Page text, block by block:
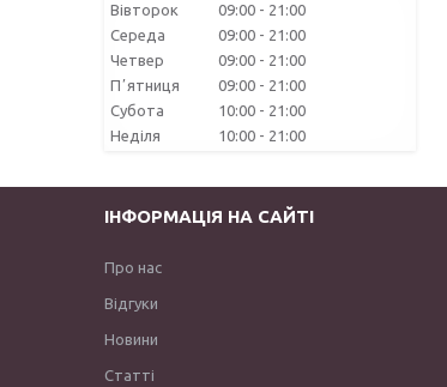
Вівторок
09:00
21:00
Середа
09:00
21:00
Четвер
09:00
21:00
Пʼятниця
09:00
21:00
Субота
10:00
21:00
Неділя
10:00 21:00
ІНФОРМАЦІЯ НА САЙТІ
Про нас
Відгуки
Новини
Статті